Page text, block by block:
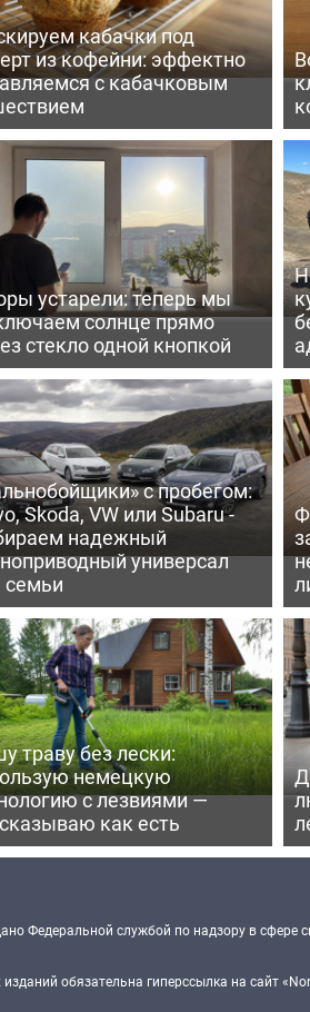
кабачки под
из кофейни: эффектно
с кабачковым
устарели: теперь мы
солнце прямо
стекло одной кнопкой
с пробегом:
Skoda, VW или Subaru -
надежный
универсал
семьи
траву без лески:
немецкую
с лезвиями —
как есть
Федеральной службой по надзору в сфере
обязательна гиперссылка на сайт